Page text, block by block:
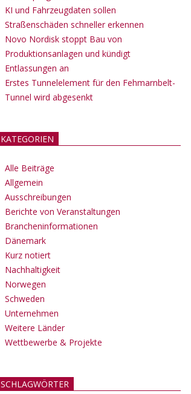
KI und Fahrzeugdaten sollen
Straßenschäden schneller erkennen
Novo Nordisk stoppt Bau von
Produktionsanlagen und kündigt
Entlassungen an
Erstes Tunnelelement für den Fehmarnbelt-
Tunnel wird abgesenkt
KATEGORIEN
Alle Beiträge
Allgemein
Ausschreibungen
Berichte von Veranstaltungen
Brancheninformationen
Dänemark
Kurz notiert
Nachhaltigkeit
Norwegen
Schweden
Unternehmen
Weitere Länder
Wettbewerbe & Projekte
SCHLAGWÖRTER